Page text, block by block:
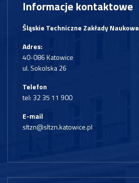
Informacje kontaktowe
Śląskie Techniczne Zakłady Naukowe
Adres:
40-086 Katowice
ul. Sokolska 26
Telefon
tel: 32 35 11 900
E-mail
sltzn@sltzn.katowice.pl